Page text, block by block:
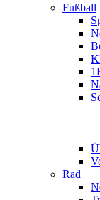
Fußball
Rad